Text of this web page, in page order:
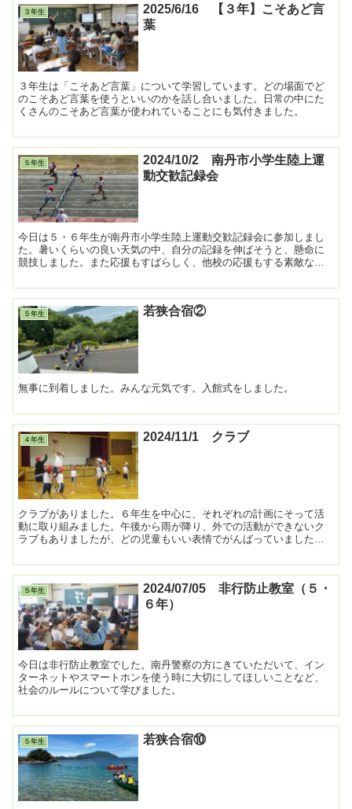
３年生
2025/6/16 【３年】こそあど言
葉
３年生は「こそあど言葉」について学習しています。どの場面でど
のこそあど言葉を使うといいのかを話し合いました。日常の中にた
くさんのこそあど言葉が使われていることにも気付きました。
５年生
2024/10/2 南丹市小学生陸上運
動交歓記録会
今日は５・６年生が南丹市小学生陸上運動交歓記録会に参加しまし
た。暑いくらいの良い天気の中、自分の記録を伸ばそうと、懸命に
競技しました。また応援もすばらしく、他校の応援もする素敵な八
５年生 若狭合宿②
無事に到着しました。みんな元気です。入館式をしました。
４年生 2024/11/1 クラブ
クラブがありました。６年生を中心に、それぞれの計画にそって活
動に取り組みました。午後から雨が降り、外での活動ができないク
ラブもありましたが、どの児童もいい表情でがんばっていました。
５年生
2024/07/05 非行防止教室（５・
６年）
今日は非行防止教室でした。南丹警察の方にきていただいて、イン
ターネットやスマートホンを使う時に大切にしてほしいことなど、
社会のルールについて学びました。
５年生 若狭合宿⑩